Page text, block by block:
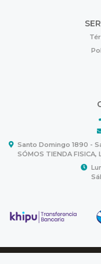
Santo Domingo 1890 -
SÓMOS TIENDA FISICA,